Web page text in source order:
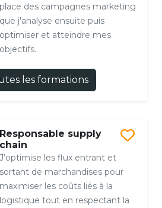
place des campagnes marketing
que j'analyse ensuite puis
optimiser et atteindre mes
objectifs.
les formations
Responsable supply
chain
J’optimise les flux entrant et
sortant de marchandises pour
maximiser les coûts liés à la
logistique tout en respectant la